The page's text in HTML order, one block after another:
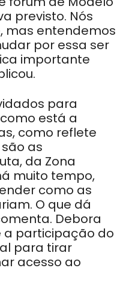
previsto. Nós
mas entendemos
por essa ser
importante
para
está a
como reflete
as
da Zona
muito tempo,
como as
O que dá
Debora
participação do
para tirar
acesso ao